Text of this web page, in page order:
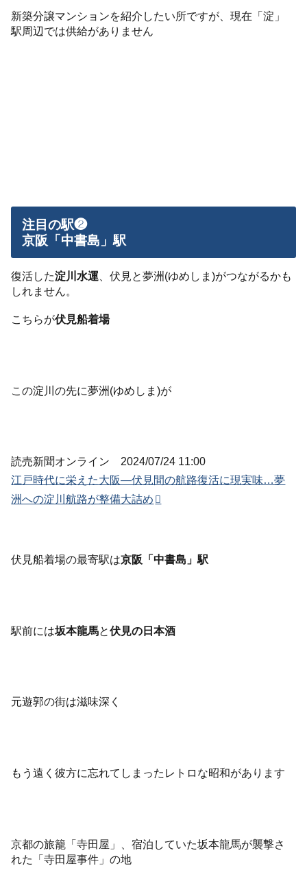
新築分譲マンションを紹介したい所ですが、現在「淀」
駅周辺では供給がありません
注目の駅❷
京阪「中書島」駅
復活した淀川水運 、伏見と夢洲(ゆめしま)がつながるかも
しれません。
こちらが伏見船着場
この淀川の先に夢洲(ゆめしま)が
読売新聞オンライン 2024/07/24 11:00
江戸時代に栄えた大阪―伏見間の航路復活に現実味…夢
洲への淀川航路が整備大詰め
伏見船着場の最寄駅は京阪「中書島」駅
駅前には坂本龍馬と伏見の日本酒
元遊郭の街は滋味深く
もう遠く彼方に忘れてしまったレトロな昭和があります
京都の旅籠「寺田屋」、宿泊していた坂本龍馬が襲撃さ
れた「寺田屋事件」の地